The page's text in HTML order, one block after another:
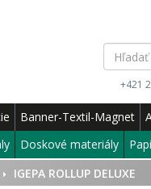
+421
Banner-Textil-Magnet
Doskové materiály
IGEPA ROLLUP DELUXE